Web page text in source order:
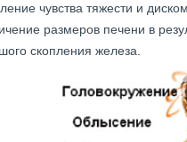
чувства тяжести и
размеров печени в
скопления железа.